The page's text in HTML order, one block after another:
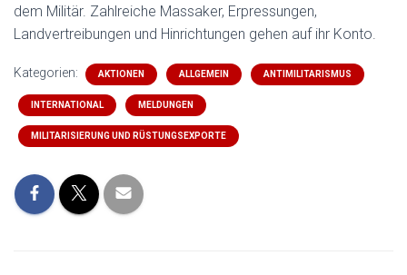
dem Militär. Zahlreiche Massaker, Erpressungen,
Landvertreibungen und Hinrichtungen gehen auf ihr Konto.
Kategorien: AKTIONEN ALLGEMEIN ANTIMILITARISMUS
INTERNATIONAL MELDUNGEN
MILITARISIERUNG UND RÜSTUNGSEXPORTE